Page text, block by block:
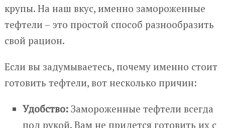
крупы. На наш вкус, именно замороженные
тефтели – это простой способ разнообразить
свой рацион.
Если вы задумываетесь, почему именно стоит
готовить тефтели, вот несколько причин:
Удобство: Замороженные тефтели всегда
под рукой. Вам не придется готовить их с